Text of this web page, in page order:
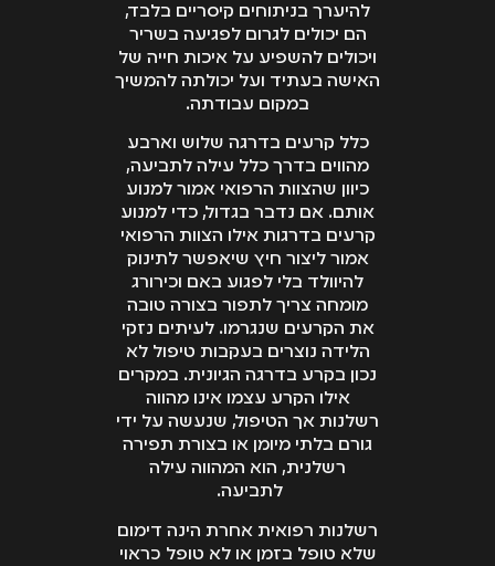
להיערך בניתוחים קיסריים בלבד,
הם יכולים לגרום לפגיעה בשריר
ויכולים להשפיע על איכות חייה של
האישה בעתיד ועל יכולתה להמשיך
במקום עבודתה.
כלל קרעים בדרגה שלוש וארבע
מהווים בדרך כלל עילה לתביעה,
כיוון שהצוות הרפואי אמור למנוע
אותם. אם נדבר בגדול, כדי למנוע
קרעים בדרגות אילו הצוות הרפואי
אמור ליצור חיץ שיאפשר לתינוק
להיוולד בלי לפגוע באם וכירורג
מומחה צריך לתפור בצורה טובה
את הקרעים שנגרמו. לעיתים נזקי
הלידה נוצרים בעקבות טיפול לא
נכון בקרע בדרגה הגיונית. במקרים
אילו הקרע עצמו אינו מהווה
רשלנות אך הטיפול, שנעשה על ידי
גורם בלתי מיומן או בצורת תפירה
רשלנית, הוא המהווה עילה
לתביעה.
רשלנות רפואית אחרת הינה דימום
שלא טופל בזמן או לא טופל כראוי